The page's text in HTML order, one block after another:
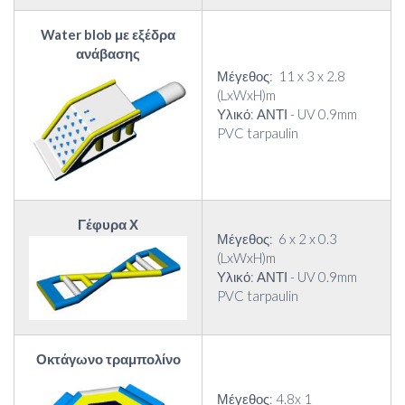
Water blob με εξέδρα
ανάβασης
Μέγεθος: 11 x 3 x 2.8
(LxWxH)m
Υλικό: ΑΝΤΙ - UV 0.9mm
PVC tarpaulin
Γέφυρα Χ
Μέγεθος: 6 x 2 x 0.3
(LxWxH)m
Υλικό: ΑΝΤΙ - UV 0.9mm
PVC tarpaulin
Οκτάγωνο τραμπολίνο
Μέγεθος: 4.8x 1